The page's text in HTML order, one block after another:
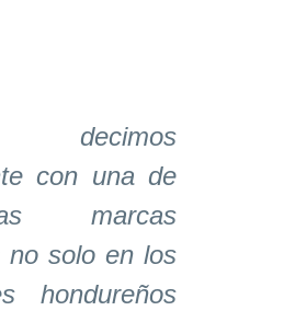
decimos
con una de
marcas
no solo en los
hondureños